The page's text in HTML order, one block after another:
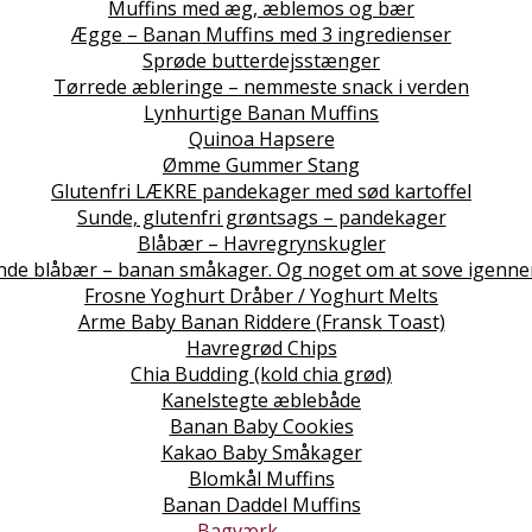
Muffins med æg, æblemos og bær
Ægge – Banan Muffins med 3 ingredienser
Sprøde butterdejsstænger
Tørrede æbleringe – nemmeste snack i verden
Lynhurtige Banan Muffins
Quinoa Hapsere
Ømme Gummer Stang
Glutenfri LÆKRE pandekager med sød kartoffel
Sunde, glutenfri grøntsags – pandekager
Blåbær – Havregrynskugler
blåbær – banan småkager. Og noget om at sove
Frosne Yoghurt Dråber / Yoghurt Melts
Arme Baby Banan Riddere (Fransk Toast)
Havregrød Chips
Chia Budding (kold chia grød)
Kanelstegte æblebåde
Banan Baby Cookies
Kakao Baby Småkager
Blomkål Muffins
Banan Daddel Muffins